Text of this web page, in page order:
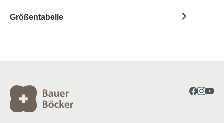
Größentabelle